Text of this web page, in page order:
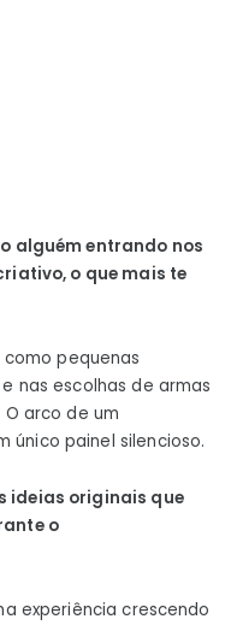
alguém entrando nos
o que mais te
como pequenas
nas escolhas de armas
arco de um
único painel silencioso.
ideias originais que
o
experiência crescendo